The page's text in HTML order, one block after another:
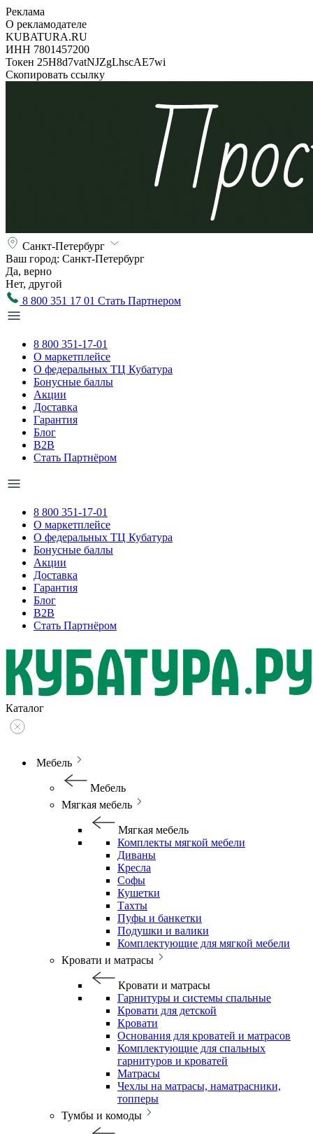
Реклама
О рекламодателе
KUBATURA.RU
ИНН 7801457200
Токен 25H8d7vatNJZgLhscAE7wi
Скопировать ссылку
Санкт-Петербург
Ваш город: Санкт-Петербург
Да, верно
Нет, другой
8 800 351 17 01 Стать Партнером
8 800 351-17-01
О маркетплейсе
О федеральных ТЦ Кубатура
Бонусные баллы
Акции
Доставка
Гарантия
Блог
B2B
Стать Партнёром
8 800 351-17-01
О маркетплейсе
О федеральных ТЦ Кубатура
Бонусные баллы
Акции
Доставка
Гарантия
Блог
B2B
Стать Партнёром
Каталог
Мебель
Мебель
Мягкая мебель
Мягкая мебель
Комплекты мягкой мебели
Диваны
Кресла
Софы
Кушетки
Тахты
Пуфы и банкетки
Подушки и валики
Комплектующие для мягкой мебели
Кровати и матрасы
Кровати и матрасы
Гарнитуры и системы спальные
Кровати для детской
Кровати
Основания для кроватей и матрасов
Комплектующие для спальных
гарнитуров и кроватей
Матрасы
Чехлы на матрасы, наматрасники,
топперы
Тумбы и комоды